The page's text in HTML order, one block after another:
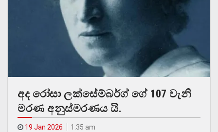
අද රෝසා ලක්සේම්බර්ග් ගේ 107 වැනි
මරණ අනුස්මරණය යි.
19 Jan 2026 1.35 am